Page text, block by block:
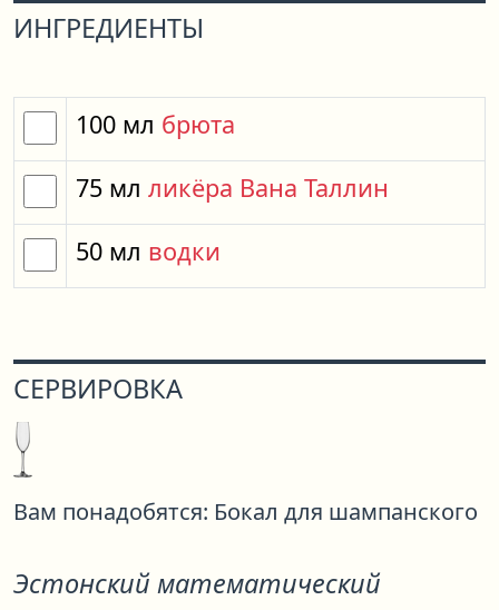
ИНГРЕДИЕНТЫ
100 мл брюта
75 мл ликёра Вана Таллин
50 мл водки
СЕРВИРОВКА
Вам понадобятся: Бокал для шампанского
Эстонский математический